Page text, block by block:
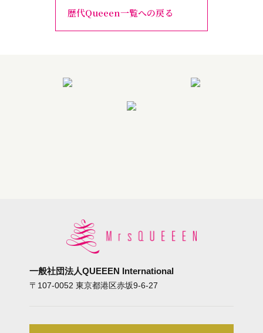
歴代Queeen一覧への戻る
一般社団法人QUEEEN International
〒107-0052 東京都港区赤坂9-6-27